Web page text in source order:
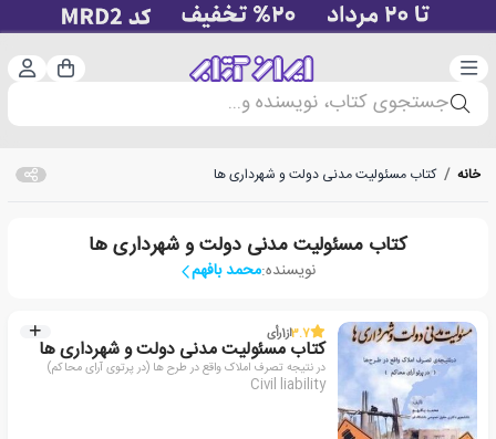
دسته‌بندی سبد
جستجوی کتاب، نویسنده و...
خانه / کتاب مسئولیت مدنی دولت و شهرداری ها
کتاب مسئولیت مدنی دولت و شهرداری ها
نویسنده:محمد بافهم
3.7از1رأی
کتاب مسئولیت مدنی دولت و شهرداری ها
در نتیجه تصرف املاک واقع در طرح ها (در پرتوی آرای محاکم)
Civil liability